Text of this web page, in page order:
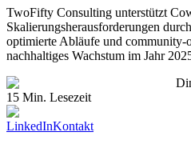
TwoFifty Consulting unterstützt
Skalierungsherausforderungen
optimierte Abläufe und
nachhaltiges Wachstum im Jahr
15 Min. Lesezeit
LinkedInKontakt